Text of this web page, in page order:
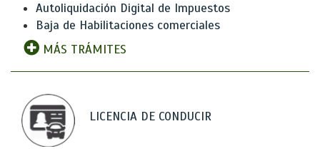
Autoliquidación Digital de Impuestos
Baja de Habilitaciones comerciales
MÁS TRÁMITES
LICENCIA DE CONDUCIR